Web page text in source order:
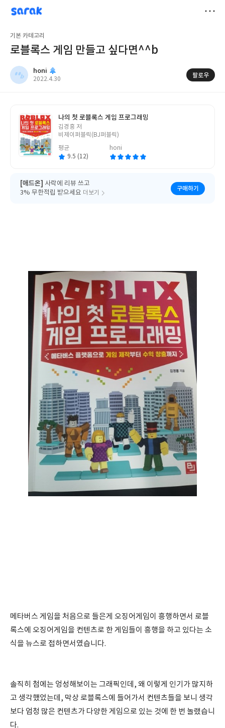
sarak
honi
기본 카테고리
로블록스 게임 만들고 싶다면^^b
honi
작
2022.4.30
팔로우
나의 첫 로블록스 게임 프로그래밍
글
쓴
김경흥 저
비제이퍼블릭(BJ퍼블릭)
평균
9.5 (12)
honi
[애드온] 사락에 리뷰 쓰고
3% 무한적립 받으세요 더보기
구매하기
메타버스 게임을 처음으로 들은게 오징어게임이 흥행하면서 로블
록스에 오징어게임을 컨텐츠로 한 게임들이 흥행을 하고 있다는 소
식을 뉴스로 접하면서였습니다.
솔직히 첨에는 엉성해보이는 그래픽인데, 왜 이렇게 인기가 많지하
고 생각했었는데, 막상 로블록스에 들어가서 컨텐츠들을 보니 생각
보다 엄청 많은 컨텐츠가 다양한 게임으로 있는 것에 한 번 놀랬습니
다.